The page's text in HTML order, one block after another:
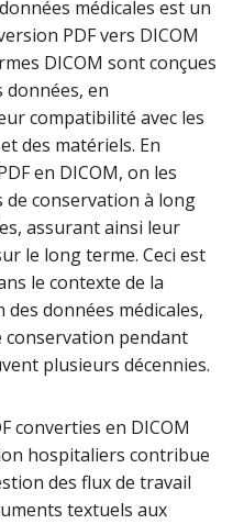
médicales est un
PDF vers DICOM
DICOM sont conçues
en
compatibilité avec les
des matériels. En
en DICOM, on les
de conservation à long
assurant ainsi leur
le long terme. Ceci est
le contexte de la
données médicales,
conservation pendant
plusieurs décennies.
converties en DICOM
hospitaliers contribue
des flux de travail
textuels aux